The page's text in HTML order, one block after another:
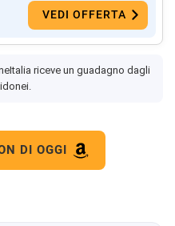
VEDI OFFERTA
riceve un guadagno dagli
DI OGGI